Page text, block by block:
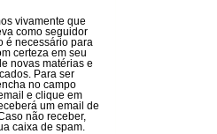
vivamente que
como seguidor
é necessário para
certeza em seu
novas matérias e
Para ser
no campo
e clique em
um email de
não receber,
caixa de spam.